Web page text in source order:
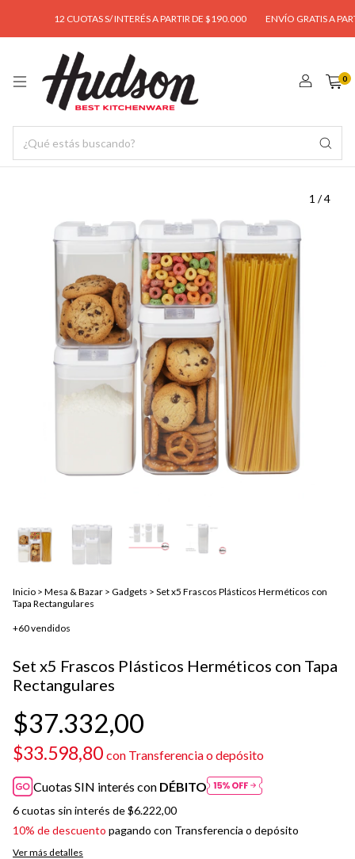
12 CUOTAS S/ INTERÉS A PARTIR DE $190.000 ENVÍO GRATIS A
0
1 /4
Inicio > Mesa & Bazar > Gadgets > Set x5 Frascos Plásticos Herméticos con
Tapa Rectangulares
+60 vendidos
Set x5 Frascos Plásticos Herméticos con Tapa
Rectangulares
$37.332,00
$33.598,80 con Transferencia o depósito
Cuotas SIN interés con DÉBITO
6cuotas sin interés de$6.222,00
10% de descuento pagando con Transferencia o depósito
Ver más detalles